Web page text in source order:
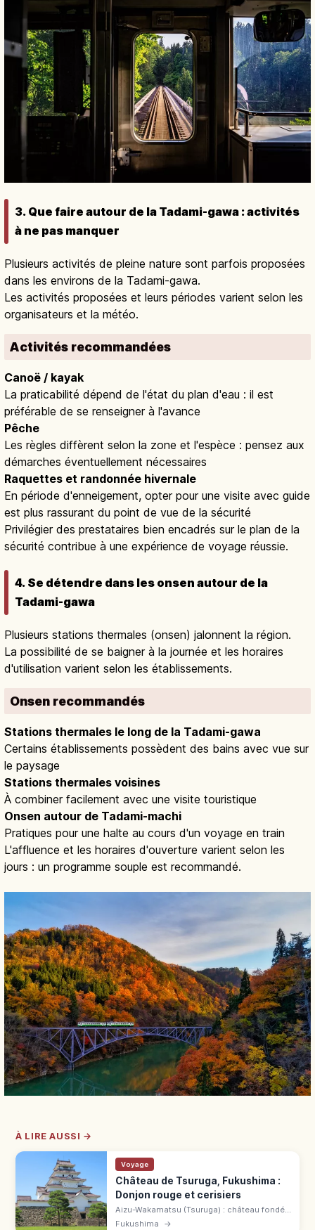
3. Que faire autour de la Tadami-gawa : activités
à ne pas manquer
Plusieurs activités de pleine nature sont parfois proposées
dans les environs de la Tadami-gawa.
Les activités proposées et leurs périodes varient selon les
organisateurs et la météo.
Activités recommandées
Canoë / kayak
La praticabilité dépend de l'état du plan d'eau : il est
préférable de se renseigner à l'avance
Pêche
Les règles diffèrent selon la zone et l'espèce : pensez aux
démarches éventuellement nécessaires
Raquettes et randonnée hivernale
En période d'enneigement, opter pour une visite avec guide
est plus rassurant du point de vue de la sécurité
Privilégier des prestataires bien encadrés sur le plan de la
sécurité contribue à une expérience de voyage réussie.
4. Se détendre dans les onsen autour de la
Tadami-gawa
Plusieurs stations thermales (onsen) jalonnent la région.
La possibilité de se baigner à la journée et les horaires
d'utilisation varient selon les établissements.
Onsen recommandés
Stations thermales le long de la Tadami-gawa
Certains établissements possèdent des bains avec vue sur
le paysage
Stations thermales voisines
À combiner facilement avec une visite touristique
Onsen autour de Tadami-machi
Pratiques pour une halte au cours d'un voyage en train
L'affluence et les horaires d'ouverture varient selon les
jours : un programme souple est recommandé.
À LIRE AUSSI →
Voyage
Château de Tsuruga, Fukushima :
Donjon rouge et cerisiers
Aizu-Wakamatsu (Tsuruga) : château fondé
en 1384, reconstruit en 1965 avec tuiles
Fukushima →